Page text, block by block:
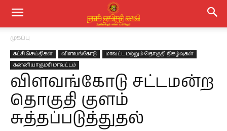
முகப்பு
கட்சி செய்திகள் விளவங்கோடு
மாவட்ட மற்றும் தொகுதி நிகழ்வுகள்
கன்னியாகுமரி மாவட்டம்
விளவங்கோடு சட்டமன்ற
தொகுதி குளம்
சுத்தப்படுத்துதல்